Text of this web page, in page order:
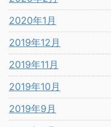
2020年1月
2019年12月
2019年11月
2019年10月
2019年9月